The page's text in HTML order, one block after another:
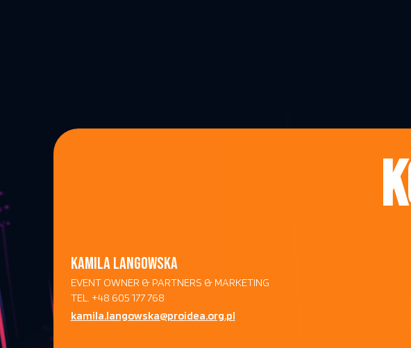
KAMILA LANGOWSKA
EVENT OWNER & PARTNERS & MARKETING
TEL. +48 605 177 768
kamila.langowska@proidea.org.pl